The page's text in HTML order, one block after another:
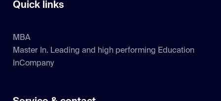
Quick links
MBA
Master In. Leading and high performing Education
InCompany